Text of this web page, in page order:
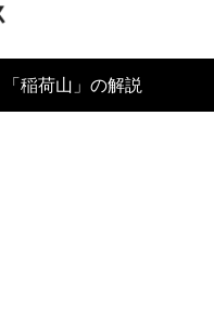
「稲荷山」の解説